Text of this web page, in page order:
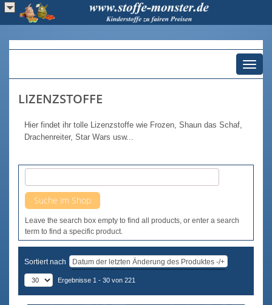
Toggle
LIZENZSTOFFE
Hier findet ihr tolle Lizenzstoffe wie Frozen, Shaun das Schaf,
Drachenreiter, Star Wars usw...
Leave the search box empty to find all products, or enter a search
term to find a specific product.
Sortiert nach Datum der letzten Änderung des Produktes -/+
Ergebnisse 1 - 30 von 221